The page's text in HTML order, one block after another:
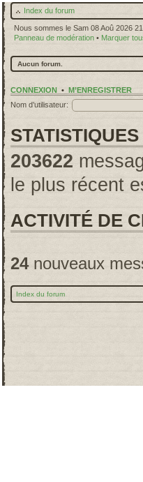
Index du forum
Nous sommes le Sam 08 Aoû 2026
Panneau de modération • Marquer
Aucun forum.
CONNEXION • M’ENREGISTRER
Nom d’utilisateur:
STATISTIQUES
203622
le plus récent
ACTIVITÉ DE
24nouveaux
Index du forum